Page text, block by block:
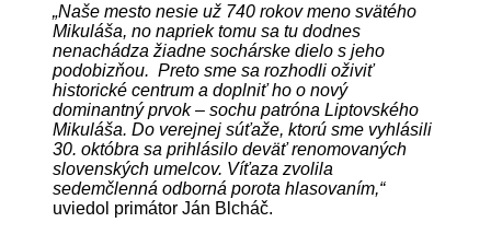
„Naše mesto nesie už 740 rokov meno svätého
Mikuláša, no napriek tomu sa tu dodnes
nenachádza žiadne sochárske dielo s jeho
podobizňou. Preto sme sa rozhodli oživiť
historické centrum a doplniť ho o nový
dominantný prvok – sochu patróna Liptovského
Mikuláša. Do verejnej súťaže, ktorú sme vyhlásili
30. októbra sa prihlásilo deväť renomovaných
slovenských umelcov. Víťaza zvolila
sedemčlenná odborná porota hlasovaním,“
uviedol primátor Ján Blcháč.